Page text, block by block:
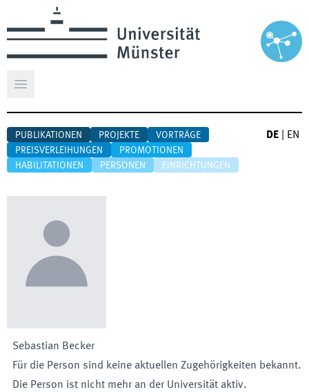
Hauptmenü öffnen
PUBLIKATIONEN PROJEKTE
VORTRÄGE
PREISVERLEIHUNGEN
PROMOTIONEN
HABILITATIONEN
PERSONEN EINRICHTUNGEN
DE EN
Sebastian Becker
Für die Person sind keine aktuellen Zugehörigkeiten bekannt.
Die Person ist nicht mehr an der Universität aktiv.